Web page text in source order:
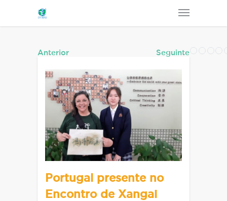
Portugal presente no
Encontro de Xangai
Anterior Seguinte